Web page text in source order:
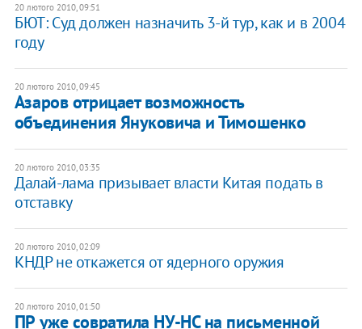
20 лютого 2010, 09:51
БЮТ: Суд должен назначить 3-й тур, как и в 2004
году
20 лютого 2010, 09:45
Азаров отрицает возможность
объединения Януковича и Тимошенко
20 лютого 2010, 03:35
Далай-лама призывает власти Китая подать в
отставку
20 лютого 2010, 02:09
КНДР не откажется от ядерного оружия
20 лютого 2010, 01:50
ПР уже совратила НУ-НС на письменной